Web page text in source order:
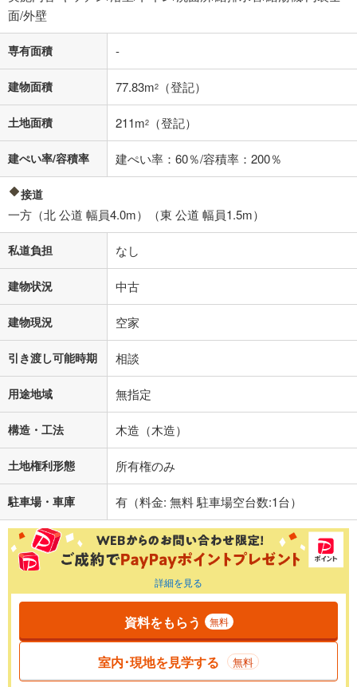
面/外壁
専有面積 -
建物面積 77.83m2 （登記）
土地面積 211m2 （登記）
建ぺい率/容積率 建ぺい率：60％/容積率：200％
接道
一方（北 公道 幅員4.0m）（東 公道 幅員1.5m）
私道負担 なし
建物状況 中古
建物現況 空家
引き渡し可能時期 相談
用途地域 無指定
構造・工法 木造（木造）
土地権利形態 所有権のみ
駐車場・車庫 有（料金: 無料 駐車場空台数:1台）
詳細を見る
資料をもらう 無料
室内･現地を見学する 無料